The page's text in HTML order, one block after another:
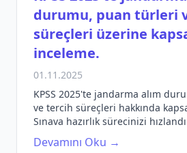
durumu, puan türleri
süreçleri üzerine
inceleme.
01.11.2025
KPSS 2025'te jandarma alım
ve tercih süreçleri hakkında
Sınava hazırlık sürecinizi
güncel veriler için tıklayın.
Devamını Oku →